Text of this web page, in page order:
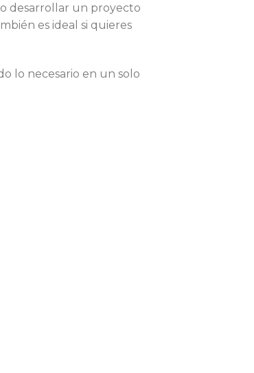
desarrollar un proyecto
es ideal si quieres
lo necesario en un solo